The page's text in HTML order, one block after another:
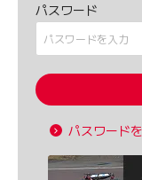
パスワード
パスワード